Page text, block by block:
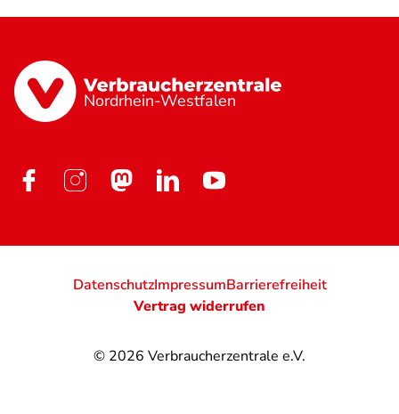
Nordrhein-Westfalen
© 2026 Verbraucherzentrale e.V.
DatenschutzImpressumBarrierefreiheit
Vertrag widerrufen